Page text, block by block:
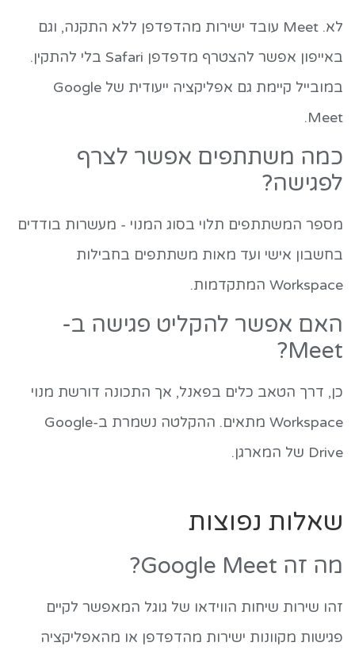
לא. Meet עובד ישירות מהדפדפן ללא התקנה, וגם
באייפון אפשר להצטרף מדפדפן Safari בלי להתקין.
במובייל קיימת גם אפליקציה ייעודית של Google
Meet.
כמה משתתפים אפשר לצרף
לפגישה?
מספר המשתתפים תלוי בסוג המנוי - מעשרות בודדים
בחשבון אישי ועד מאות משתתפים בחבילות
Workspace המתקדמות.
האם אפשר להקליט פגישה ב-
Meet?
כן, דרך הטאב כלים בפאנל, אך התכונה דורשת מנוי
Workspace מתאים. ההקלטה נשמרת ב-Google
Drive של המארגן.
שאלות נפוצות
מה זה Google Meet?
זהו שירות שיחות הווידאו של גוגל המאפשר לקיים
פגישות מקוונות ישירות מהדפדפן או מהאפליקציה